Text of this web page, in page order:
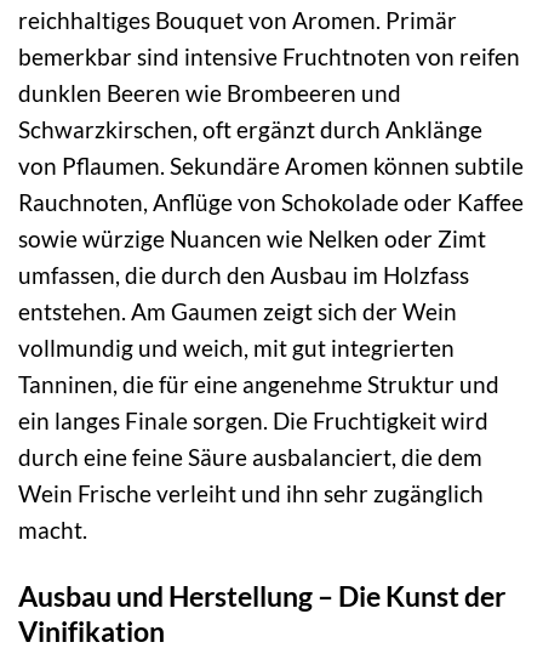
reichhaltiges Bouquet von Aromen. Primär
bemerkbar sind intensive Fruchtnoten von reifen
dunklen Beeren wie Brombeeren und
Schwarzkirschen, oft ergänzt durch Anklänge
von Pflaumen. Sekundäre Aromen können subtile
Rauchnoten, Anflüge von Schokolade oder Kaffee
sowie würzige Nuancen wie Nelken oder Zimt
umfassen, die durch den Ausbau im Holzfass
entstehen. Am Gaumen zeigt sich der Wein
vollmundig und weich, mit gut integrierten
Tanninen, die für eine angenehme Struktur und
ein langes Finale sorgen. Die Fruchtigkeit wird
durch eine feine Säure ausbalanciert, die dem
Wein Frische verleiht und ihn sehr zugänglich
macht.
Ausbau und Herstellung – Die Kunst der
Vinifikation